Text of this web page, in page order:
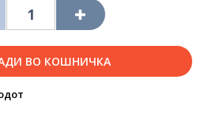
ВО КОШНИЧКА